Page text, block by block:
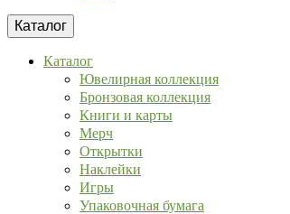
Каталог
Каталог
Ювелирная коллекция
Бронзовая коллекция
Книги и карты
Мерч
Открытки
Наклейки
Игры
Упаковочная бумага